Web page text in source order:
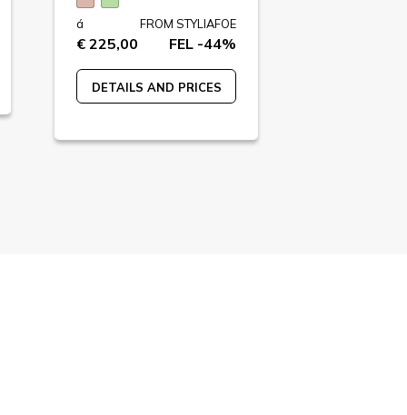
á
€ 225,00
FROM STYLIAFOE
FEL -44%
DETAILS AND PRICES